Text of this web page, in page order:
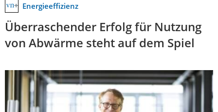
Energieeffizienz
Überraschender Erfolg für Nutzung
von Abwärme steht auf dem Spiel